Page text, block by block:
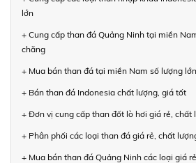
lớn
+ Cung cấp than đá Quảng Ninh tại miền
chăng
+ Mua bán than đá tại miền Nam số lượng
+ Bán than đá Indonesia chất lượng, giá tốt
+ Đơn vị cung cấp than đốt lò hơi giá rẻ, chất
+ Phân phối các loại than đá giá rẻ, chất
+ Mua bán than đá Quảng Ninh các loại giá